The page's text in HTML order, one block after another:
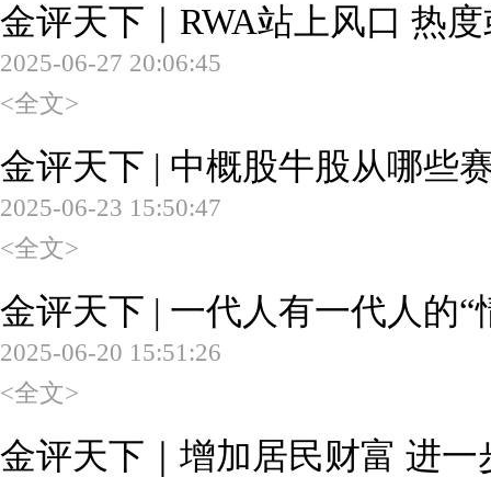
金评天下｜RWA站上风口 热
2025-06-27 20:06:45
<全文>
金评天下 | 中概股牛股从哪些
2025-06-23 15:50:47
<全文>
金评天下 | 一代人有一代人的“
2025-06-20 15:51:26
<全文>
金评天下｜增加居民财富 进